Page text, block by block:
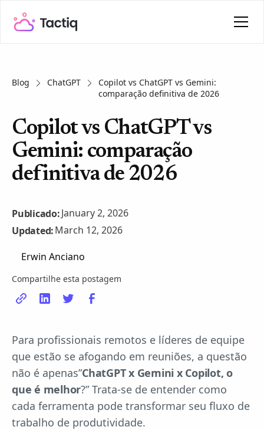
Blog ChatGPT
Copilot vs ChatGPT vs Gemini:
comparação definitiva de 2026
Copilot vs ChatGPT vs
Gemini: comparação
definitiva de 2026
Publicado:January 2, 2026
Updated:March 12, 2026
Erwin Anciano
Compartilhe esta postagem
Para profissionais remotos e líderes de equipe
que estão se afogando em reuniões, a questão
não é apenas”ChatGPT x Gemini x Copilot, o
que é melhor?” Trata-se de entender como
cada ferramenta pode transformar seu fluxo de
trabalho de produtividade.